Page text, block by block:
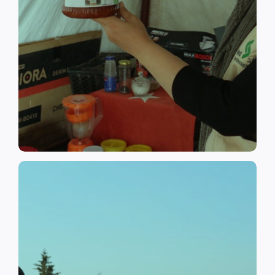
التعافي المبكر
نهدف إلى تعزيز قدرة المجموعات
المستضعفة من نازحين وسكان
المجتمع المضيف على الصمود من
خلال تنفيذ برامج التأهيل وبناء
القدرات وتوفير التدريبات المهنية